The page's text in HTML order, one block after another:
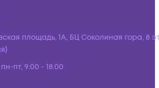
площадь, 1А, БЦ Соколиная гора, 8
пн-пт, 9:00 - 18:00